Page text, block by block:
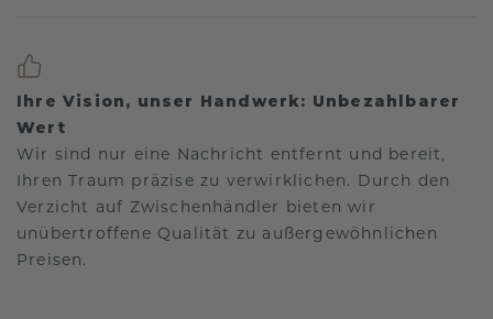
Ihre Vision, unser Handwerk: Unbezahlbarer
Wert
Wir sind nur eine Nachricht entfernt und bereit,
Ihren Traum präzise zu verwirklichen. Durch den
Verzicht auf Zwischenhändler bieten wir
unübertroffene Qualität zu außergewöhnlichen
Preisen.